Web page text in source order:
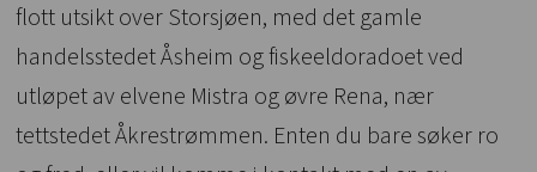
flott utsikt over Storsjøen, med det gamle
handelsstedet Åsheim og fiskeeldoradoet ved
utløpet av elvene Mistra og øvre Rena, nær
tettstedet Åkrestrømmen. Enten du bare søker ro